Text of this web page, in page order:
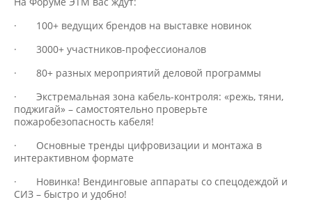
· 100+ ведущих брендов на выставке новинок
· 3000+ участников-профессионалов
· 80+ разных мероприятий деловой программы
· Экстремальная зона кабель-контроля: «режь, тяни,
поджигай» – самостоятельно проверьте
пожаробезопасность кабеля!
· Основные тренды цифровизации и монтажа в
интерактивном формате
· Новинка! Вендинговые аппараты со спецодеждой и
СИЗ – быстро и удобно!